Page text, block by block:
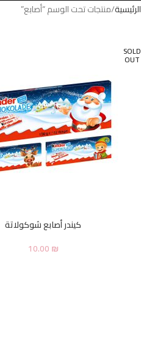
الرئيسية منتجات تحت الوسم “أصابع”
SOLD
OUT
كيندر أصابع شوكولاتة
10.00₪